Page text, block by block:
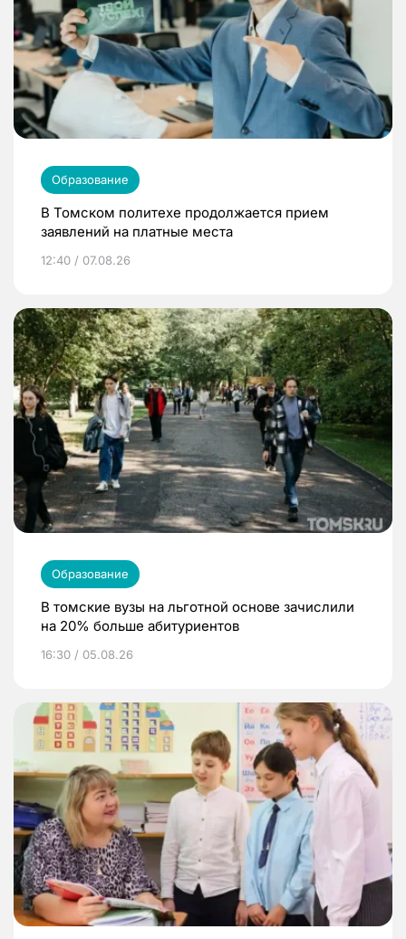
Образование
В Томском политехе продолжается прием
заявлений на платные места
12:40 / 07.08.26
Образование
В томские вузы на льготной основе зачислили
на 20% больше абитуриентов
16:30 / 05.08.26